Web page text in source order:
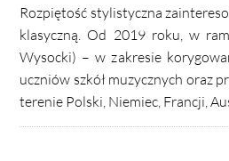
Rozpiętość stylistyczna
klasyczną. Od 2019 roku, w
Wysocki) – w zakresie
uczniów szkół muzycznych oraz
terenie Polski, Niemiec, Francji,